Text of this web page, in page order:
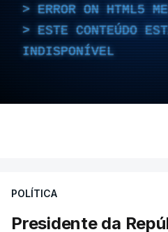
ERROR ON HTML5
ESTE CONTEÚDO
INDISPONÍVEL
POLÍTICA
Presidente da